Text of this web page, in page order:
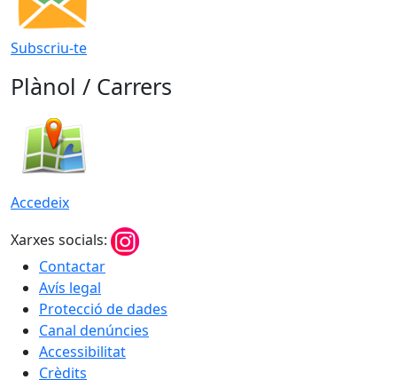
Subscriu-te
Plànol / Carrers
Accedeix
Xarxes socials:
Contactar
Avís legal
Protecció de dades
Canal denúncies
Accessibilitat
Crèdits